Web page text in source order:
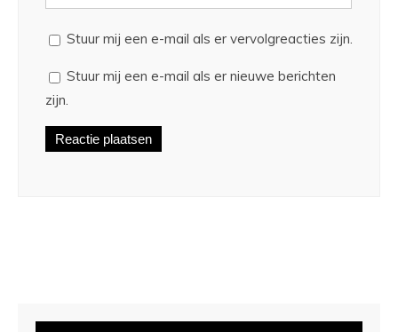
Stuur mij een e-mail als er vervolgreacties zijn.
Stuur mij een e-mail als er nieuwe berichten
zijn.